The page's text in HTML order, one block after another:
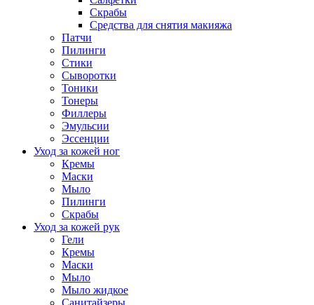
Скрабы
Средства для снятия макияжа
Патчи
Пилинги
Стики
Сыворотки
Тоники
Тонеры
Филлеры
Эмульсии
Эссенции
Уход за кожей ног
Кремы
Маски
Мыло
Пилинги
Скрабы
Уход за кожей рук
Гели
Кремы
Маски
Мыло
Мыло жидкое